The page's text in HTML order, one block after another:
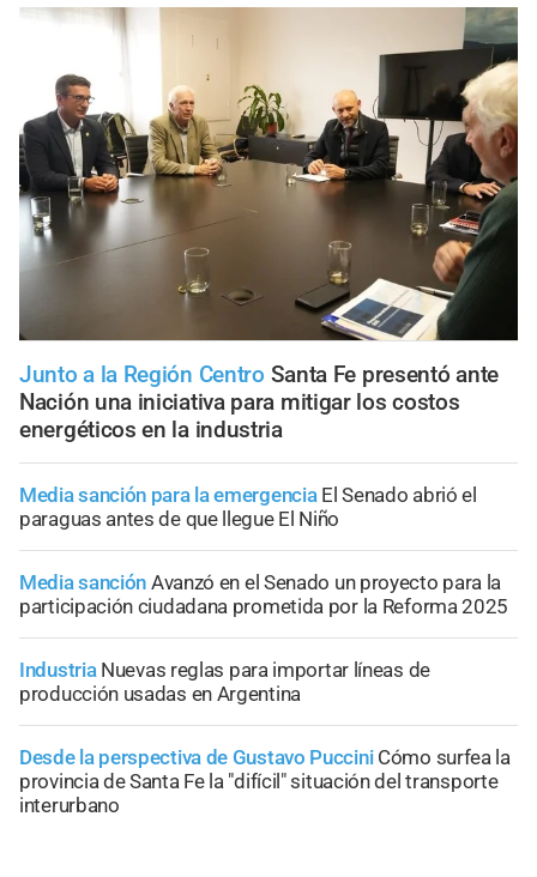
Junto a la Región Centro Santa Fe presentó ante
Nación una iniciativa para mitigar los costos
energéticos en la industria
Media sanción para la emergencia El Senado abrió el
paraguas antes de que llegue El Niño
Media sanción Avanzó en el Senado un proyecto para la
participación ciudadana prometida por la Reforma 2025
Industria Nuevas reglas para importar líneas de
producción usadas en Argentina
Desde la perspectiva de Gustavo Puccini Cómo surfea la
provincia de Santa Fe la "difícil" situación del transporte
interurbano